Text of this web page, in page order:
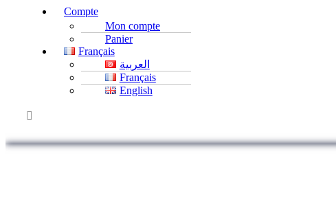
Compte
Mon compte
Panier
Français
العربية
Français
English